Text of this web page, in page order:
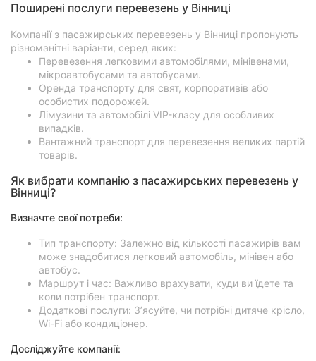
Поширені послуги перевезень у Вінниці
Компанії з пасажирських перевезень у Вінниці пропонують
різноманітні варіанти, серед яких:
Перевезення легковими автомобілями, мінівенами,
мікроавтобусами та автобусами.
Оренда транспорту для свят, корпоративів або
особистих подорожей.
Лімузини та автомобілі VIP-класу для особливих
випадків.
Вантажний транспорт для перевезення великих партій
товарів.
Як вибрати компанію з пасажирських перевезень у
Вінниці?
Визначте свої потреби:
Тип транспорту: Залежно від кількості пасажирів вам
може знадобитися легковий автомобіль, мінівен або
автобус.
Маршрут і час: Важливо врахувати, куди ви їдете та
коли потрібен транспорт.
Додаткові послуги: З’ясуйте, чи потрібні дитяче крісло,
Wi-Fi або кондиціонер.
Досліджуйте компанії: